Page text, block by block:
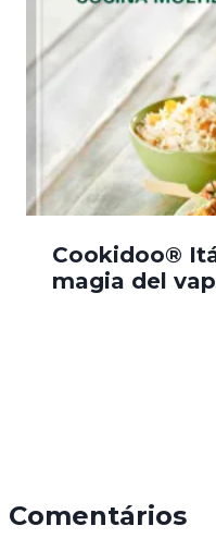
Cookidoo®
magia del
Comentários